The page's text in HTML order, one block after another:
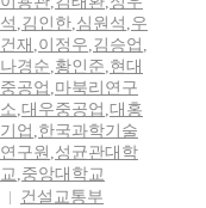
석 ,김인한,심원석 ,우
건재 ,이정우,김승업 ,
나경순,황인준,현대
중공업 ,마북리연구
소,대우중공업 ,대홍
기업 ,한국과학기술
연구원 ,성균관대학
교,중앙대학교
건설교통부